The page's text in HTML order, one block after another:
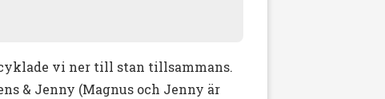
vi ner till stan tillsammans.
& Jenny (Magnus och Jenny är